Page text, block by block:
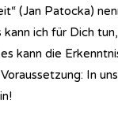
(Jan Patocka)
ich für Dich
kann die
In